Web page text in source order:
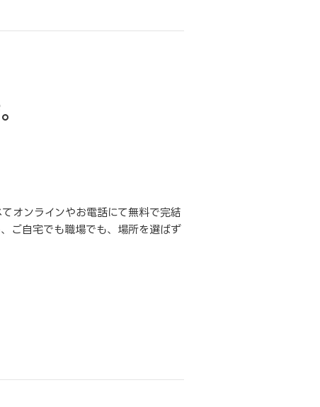
オンラインやお電話にて無料で完結
ご自宅でも職場でも、場所を選ばず